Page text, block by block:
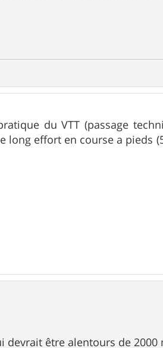
du VTT (passage
long effort en course a pieds
devrait être alentours de